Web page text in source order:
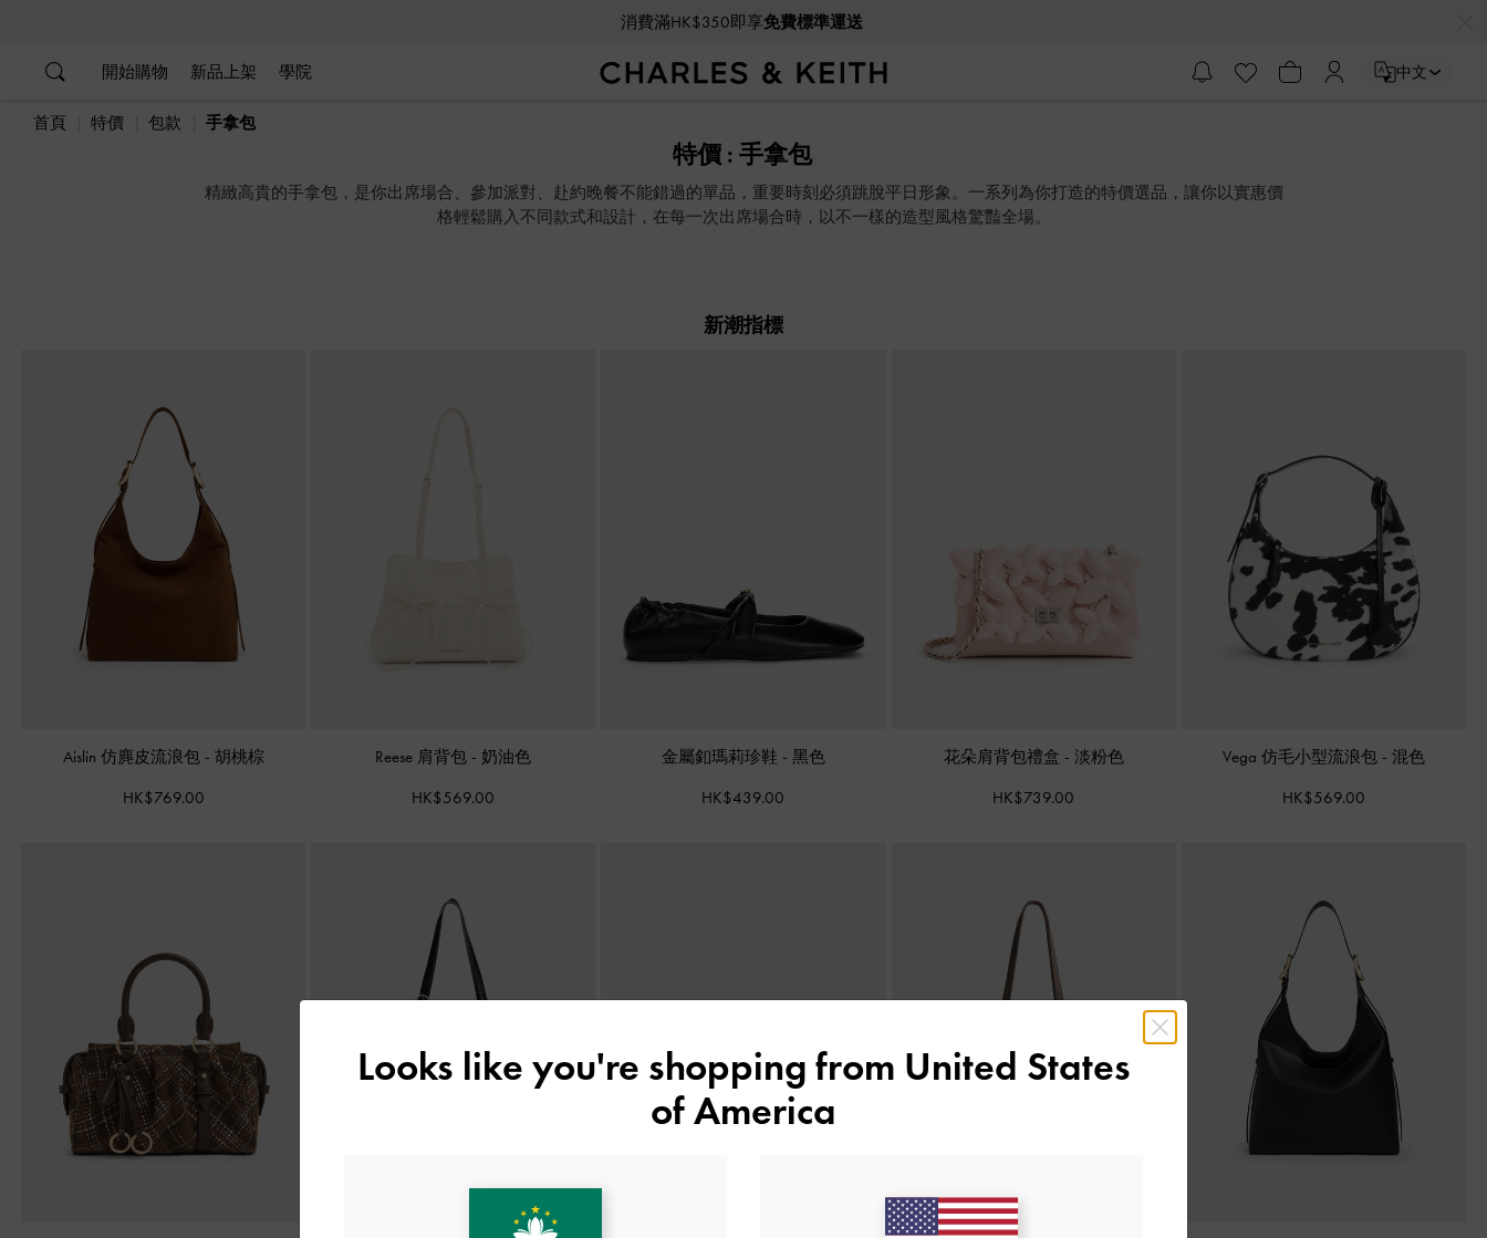
消費滿HK$350即享免費標準運送
開始購物 新品上架 學院 中文
首頁
特價 包款 手拿包
特價 : 手拿包
精緻高貴的手拿包，是你出席場合、參加派對、赴約晚餐不能錯過的單品，重要時刻必須跳脫平日形象。一系列為你打造的特價選品，讓你以實惠價
格輕鬆購入不同款式和設計，在每一次出席場合時，以不一樣的造型風格驚豔全場。
新潮指標
Aislin 仿麂皮流浪包 - 胡桃棕
HK$769.00
Reese 肩背包 - 奶油色
HK$569.00
金屬釦瑪莉珍鞋 - 黑色
HK$439.00
花朵肩背包禮盒 - 淡粉色
HK$739.00
Vega 仿毛小型流浪包 - 混色
HK$569.00
Looks like you're shopping from United States
of America